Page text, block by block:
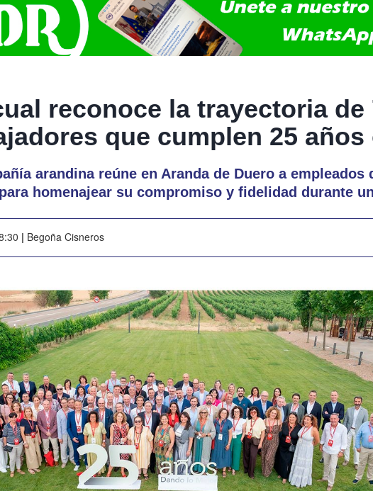
reconoce la trayectoria de
que cumplen 25 años
arandina reúne en Aranda de Duero a
homenajear su compromiso y fidelidad durante
| Begoña Cisneros